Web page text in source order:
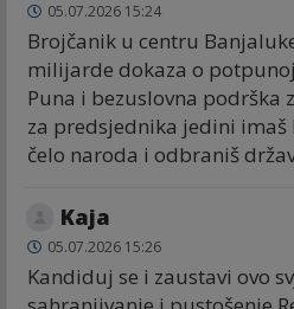
05.07.2026 15:24
Brojčanik u centru
milijarde dokaza o
Puna i bezuslovna podrška
za predsjednika jedini imaš
čelo naroda i odbraniš
Kaja
05.07.2026 15:26
Kandiduj se i zaustavi ovo